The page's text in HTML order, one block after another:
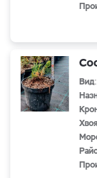
Вид
Хвоя